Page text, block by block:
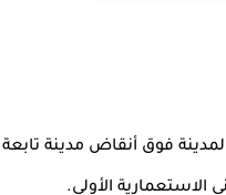
فوق أنقاض مدينة تابعة